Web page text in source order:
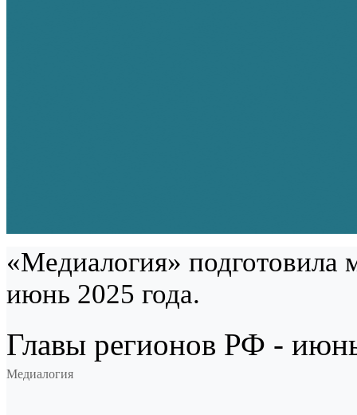
«Медиалогия» подготовила
июнь 2025 года.
Главы регионов РФ -
Медиалогия